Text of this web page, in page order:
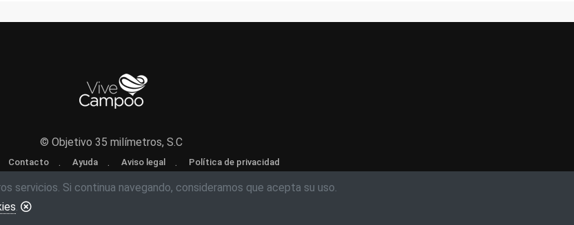
servicios. Si continua navegando, consideramos que acepta su uso.
.
© Objetivo 35 milímetros, S.C
Contacto Ayuda Aviso legal Política de privacidad